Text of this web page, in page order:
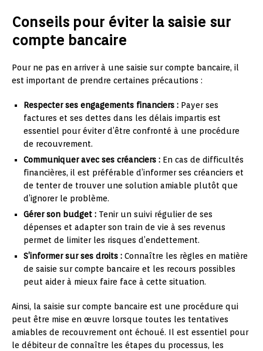
Conseils pour éviter la saisie sur
compte bancaire
Pour ne pas en arriver à une saisie sur compte bancaire, il
est important de prendre certaines précautions :
Respecter ses engagements financiers : Payer ses
factures et ses dettes dans les délais impartis est
essentiel pour éviter d’être confronté à une procédure
de recouvrement.
Communiquer avec ses créanciers : En cas de difficultés
financières, il est préférable d’informer ses créanciers et
de tenter de trouver une solution amiable plutôt que
d’ignorer le problème.
Gérer son budget : Tenir un suivi régulier de ses
dépenses et adapter son train de vie à ses revenus
permet de limiter les risques d’endettement.
S’informer sur ses droits : Connaître les règles en matière
de saisie sur compte bancaire et les recours possibles
peut aider à mieux faire face à cette situation.
Ainsi, la saisie sur compte bancaire est une procédure qui
peut être mise en œuvre lorsque toutes les tentatives
amiables de recouvrement ont échoué. Il est essentiel pour
le débiteur de connaître les étapes du processus, les